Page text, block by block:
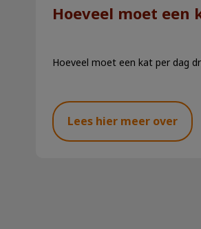
Hoeveel moet een
Hoeveel moet een kat per dag
Lees hier meer over